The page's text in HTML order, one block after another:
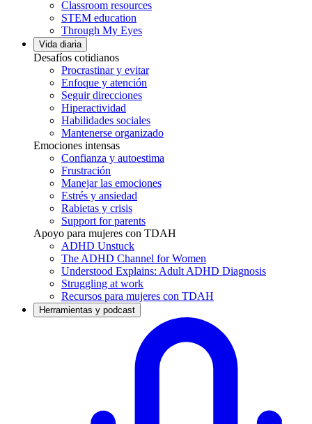
Classroom resources
STEM education
Through My Eyes
Vida diaria
Desafíos cotidianos
Procrastinar y evitar
Enfoque y atención
Seguir direcciones
Hiperactividad
Habilidades sociales
Mantenerse organizado
Emociones intensas
Confianza y autoestima
Frustración
Manejar las emociones
Estrés y ansiedad
Rabietas y crisis
Support for parents
Apoyo para mujeres con TDAH
ADHD Unstuck
The ADHD Channel for Women
Understood Explains: Adult ADHD Diagnosis
Struggling at work
Recursos para mujeres con TDAH
Herramientas y podcast